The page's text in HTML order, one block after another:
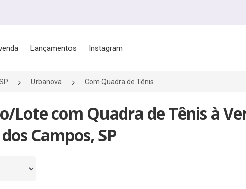
Lançamentos Instagram
Urbanova Com Quadra de Tênis
Lote com Quadra de Tênis à
Campos, SP